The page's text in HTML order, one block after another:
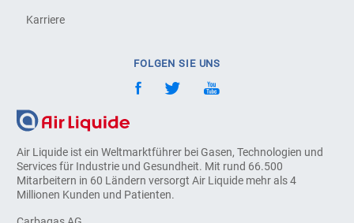
Air Liquide ist ein Weltmarktführer bei Gasen, Technologien und
Services für Industrie und Gesundheit. Mit rund 66.500
Mitarbeitern in 60 Ländern versorgt Air Liquide mehr als 4
Millionen Kunden und Patienten.
Karriere
FOLGEN SIE UNS